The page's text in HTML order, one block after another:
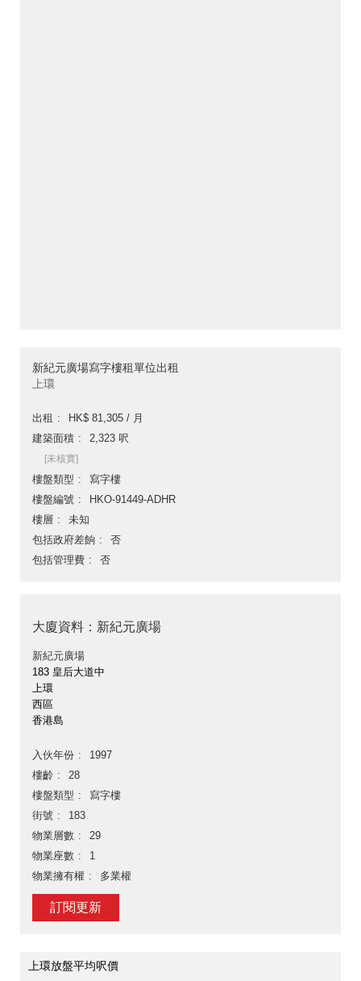
新紀元廣場寫字樓租單位出租
上環
出租
HK$ 81,305 / 月
建築面積
2,323 呎
[未核實]
樓盤類型
寫字樓
樓盤編號
HKO-91449-ADHR
樓層
未知
包括政府差餉
否
包括管理費
否
大廈資料：新紀元廣場
新紀元廣場
183 皇后大道中
上環
西區
香港島
入伙年份
1997
樓齡
28
樓盤類型
寫字樓
街號
183
物業層數
29
物業座數
1
物業擁有權
多業權
訂閱更新
上環放盤平均呎價